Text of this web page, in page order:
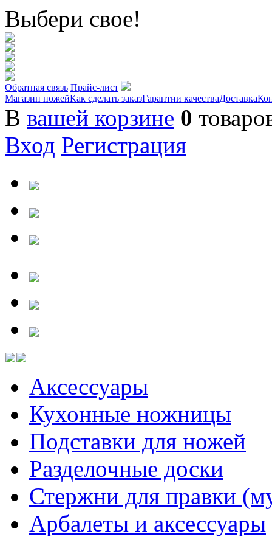
Выбери свое!
Обратная связь Прайс-лист
Магазин ножейКак сделать заказГарантии качестваДоставка
В вашей корзине 0
Вход Регистрация
Аксессуары
Кухонные ножницы
Подставки для ножей
Разделочные доски
Стержни для правки
Арбалеты и аксессуары